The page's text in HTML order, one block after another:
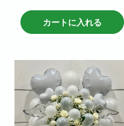
ますので、指定等がある場合は
色指定スタンドをご注文くださ
カートに入れる